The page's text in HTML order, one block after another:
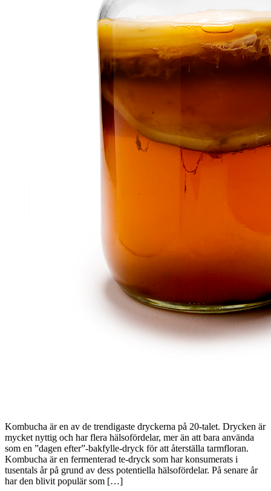
Kombucha är en av de trendigaste dryckerna på 20-talet. Drycken är
mycket nyttig och har flera hälsofördelar, mer än att bara använda
som en ”dagen efter”-bakfylle-dryck för att återställa tarmfloran.
Kombucha är en fermenterad te-dryck som har konsumerats i
tusentals år på grund av dess potentiella hälsofördelar. På senare år
har den blivit populär som […]